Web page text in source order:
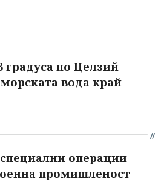
градуса по Целзий
вода край
операции
промишленост